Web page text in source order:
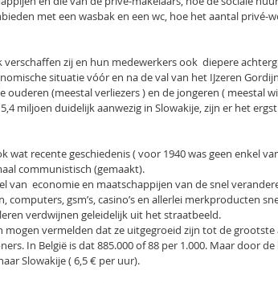
met een wasbak en een wc, hoe het aantal privé-
zij en hun medewerkers ook  diepere
situatie vóór en na de val van het IJzeren
(meestal verliezers ) en de jongeren ( meestal
miljoen duidelijk aanwezig in Slowakije, zijn er het
wat recente geschiedenis ( voor 1940 was geen enkel
communistisch (gemaakt).
van  economie en maatschappijen van de snel
computers, gsm’s, casino’s en allerlei merkproducten
verdwijnen geleidelijk uit het straatbeeld.
mogen vermelden dat ze uitgegroeid zijn tot de
In België is dat 885.000 of 88 per 1.000. Maar door
Slowakije ( 6,5 € per uur).